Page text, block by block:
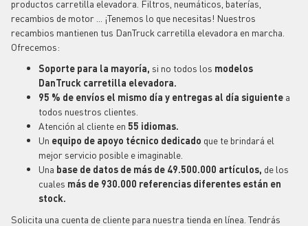
productos carretilla elevadora. Filtros, neumáticos, baterías,
recambios de motor ... ¡Tenemos lo que necesitas! Nuestros
recambios mantienen tus DanTruck carretilla elevadora en marcha.
Ofrecemos:
Soporte para la mayoría, si no todos los modelos
DanTruck carretilla elevadora.
95 % de envíos el mismo día y entregas al día siguiente a
todos nuestros clientes.
Atención al cliente en 55 idiomas.
Un equipo de apoyo técnico dedicado que te brindará el
mejor servicio posible e imaginable.
Una base de datos de más de 49.500.000 artículos, de los
cuales más de 930.000 referencias diferentes están en
stock.
Solicita una cuenta de cliente para nuestra tienda en línea. Tendrás